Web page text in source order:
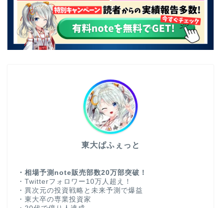
東大ぱふぇっと
・相場予測note販売部数20万部突破！
・Twitterフォロワー10万人超え！
・異次元の投資戦略と未来予測で爆益
・東大卒の専業投資家